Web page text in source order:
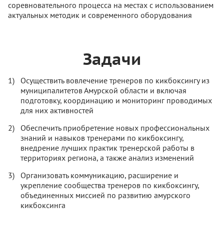
соревновательного процесса на местах с использованием
актуальных методик и современного оборудования
Задачи
Осуществить вовлечение тренеров по кикбоксингу из
муниципалитетов Амурской области и включая
подготовку, координацию и мониторинг проводимых
для них активностей
Обеспечить приобретение новых профессиональных
знаний и навыков тренерами по кикбоксингу,
внедрение лучших практик тренерской работы в
территориях региона, а также анализ изменений
Организовать коммуникацию, расширение и
укрепление сообщества тренеров по кикбоксингу,
объединенных миссией по развитию амурского
кикбоксинга